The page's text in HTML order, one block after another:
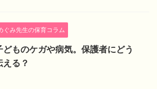
ぐみ先生の保育コラム
どものケガや病気。保護者にどう
える？